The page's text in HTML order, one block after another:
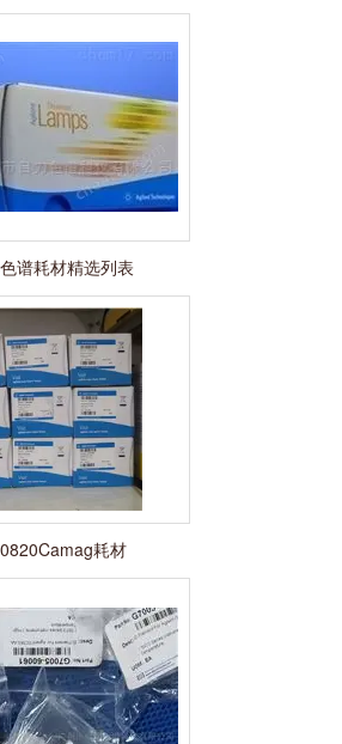
谱耗材精选列表
耗材